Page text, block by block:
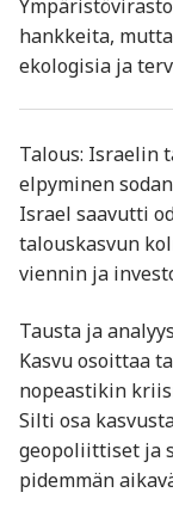
hankkeita,
ekologisia ja
Talous: Israelin
elpyminen
Israel saavutti
talouskasvun
viennin ja
Tausta ja
Kasvu osoittaa
nopeastikin
Silti osa
geopoliittiset ja
pidemmän